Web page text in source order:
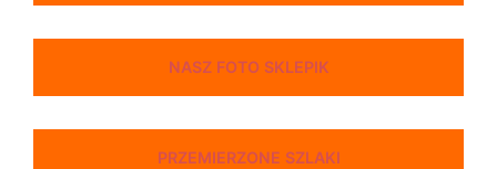
NASZ FOTO SKLEPIK
PRZEMIERZONE SZLAKI